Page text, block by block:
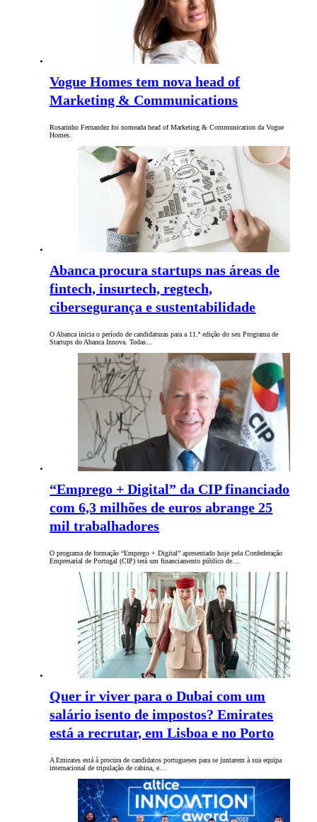
Vogue Homes tem nova head of
Marketing & Communications
Rosarinho Fernandez foi nomeada head of Marketing & Communication da Vogue
Homes.
Abanca procura startups nas áreas de
fintech, insurtech, regtech,
cibersegurança e sustentabilidade
O Abanca inicia o período de candidaturas para a 11.ª edição do seu Programa de
Startups do Abanca Innova. Todas…
“Emprego + Digital” da CIP financiado
com 6,3 milhões de euros abrange 25
mil trabalhadores
O programa de formação “Emprego + Digital” apresentado hoje pela Confederação
Empresarial de Portugal (CIP) terá um financiamento público de…
Quer ir viver para o Dubai com um
salário isento de impostos? Emirates
está a recrutar, em Lisboa e no Porto
A Emirates está à procura de candidatos portugueses para se juntarem à sua equipa
internacional de tripulação de cabina, e…